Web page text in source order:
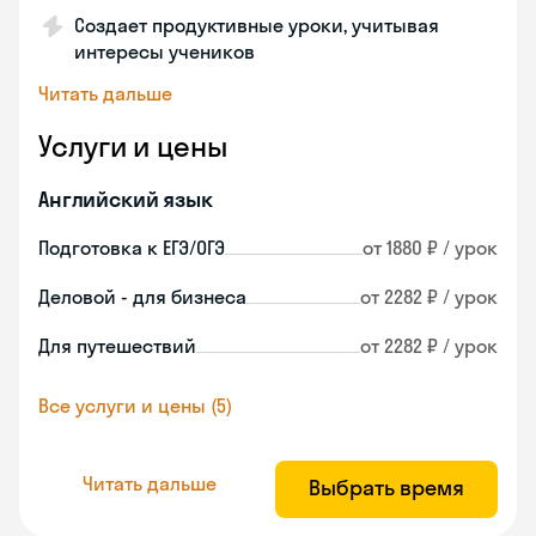
Создает продуктивные уроки, учитывая
интересы учеников
Читать дальше
Услуги и цены
Английский язык
Подготовка к ЕГЭ/ОГЭ от 1880 ₽ / урок
Деловой - для бизнеса от 2282 ₽ / урок
Для путешествий от 2282 ₽ / урок
Все услуги и цены (5)
Читать дальше Выбрать время